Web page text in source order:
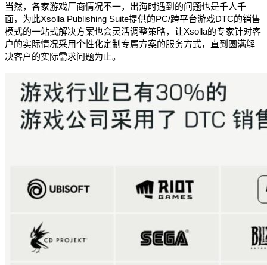
当然，各家游戏厂商情况不一，出海时遇到的问题也是千人千
面，为此Xsolla Publishing Suite提供的PC/跨平台游戏DTC的销售
模式的一站式解决方案也会灵活调整策略，让Xsolla的专家针对客
户的实际情况采用个性化定制专属方案的服务方式，直到圆满解
决客户的实际需求问题为止。